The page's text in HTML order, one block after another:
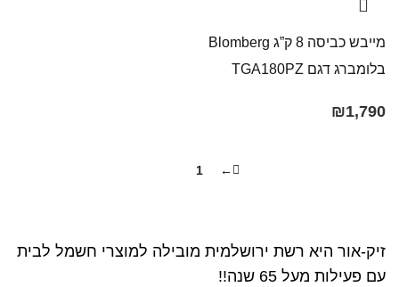
מייבש כביסה 8 ק”ג Blomberg
בלומברג דגם TGA180PZ
₪1,790
←
1
זיק-אור היא רשת ירושלמית מובילה למוצרי חשמל לבית
עם פעילות מעל 65 שנה!!